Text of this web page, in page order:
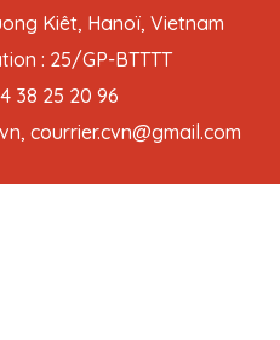
Kiêt, Hanoï, Vietnam
: 25/GP-BTTTT
38 25 20 96
courrier.cvn@gmail.com